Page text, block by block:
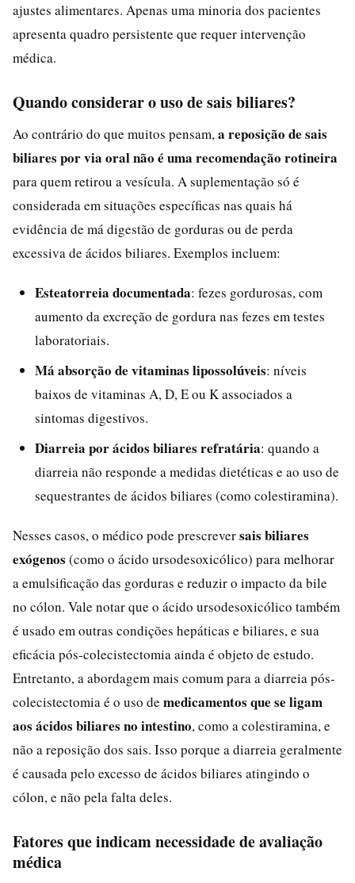
ajustes alimentares. Apenas uma minoria dos pacientes
apresenta quadro persistente que requer intervenção
médica.
Quando considerar o uso de sais biliares?
Ao contrário do que muitos pensam, a reposição de sais
biliares por via oral não é uma recomendação rotineira
para quem retirou a vesícula. A suplementação só é
considerada em situações específicas nas quais há
evidência de má digestão de gorduras ou de perda
excessiva de ácidos biliares. Exemplos incluem:
Esteatorreia documentada: fezes gordurosas, com
aumento da excreção de gordura nas fezes em testes
laboratoriais.
Má absorção de vitaminas lipossolúveis: níveis
baixos de vitaminas A, D, E ou K associados a
sintomas digestivos.
Diarreia por ácidos biliares refratária: quando a
diarreia não responde a medidas dietéticas e ao uso de
sequestrantes de ácidos biliares (como colestiramina).
Nesses casos, o médico pode prescreversais biliares
exógenos (como o ácido ursodesoxicólico) para melhorar
a emulsificação das gorduras e reduzir o impacto da bile
no cólon. Vale notar que o ácido ursodesoxicólico também
é usado em outras condições hepáticas e biliares, e sua
eficácia pós-colecistectomia ainda é objeto de estudo.
Entretanto, a abordagem mais comum para a diarreia pós-
colecistectomia é o uso de medicamentos que se ligam
aos ácidos biliares no intestino, como a colestiramina, e
não a reposição dos sais. Isso porque a diarreia geralmente
é causada pelo excesso de ácidos biliares atingindo o
cólon, e não pela falta deles.
Fatores que indicam necessidade de avaliação
médica